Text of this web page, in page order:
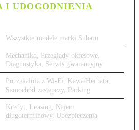
I UDOGODNIENIA
Wszystkie modele marki Subaru
Mechanika, Przeglądy okresowe,
Diagnostyka, Serwis gwarancyjny
Poczekalnia z Wi-Fi, Kawa/Herbata,
Samochód zastępczy, Parking
Kredyt, Leasing, Najem
długoterminowy, Ubezpieczenia